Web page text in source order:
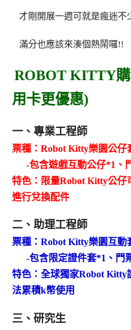
才剛開展一週可就是瘋迷不
滿分也應該來湊個熱鬧囉!!
ROBOT KITTY
用卡更優惠)
一、專業工程師
票種：Robot Kitty樂園公仔
-包含遊戲互動公仔*1、
特色：限量Robot Kitty公仔
進行兌換配件
二、助理工程師
票種：Robot Kitty樂園互動
-包含限定證件套*1、門
特色：全球獨家Robot Kitty
法累積k幣使用
三、研究生